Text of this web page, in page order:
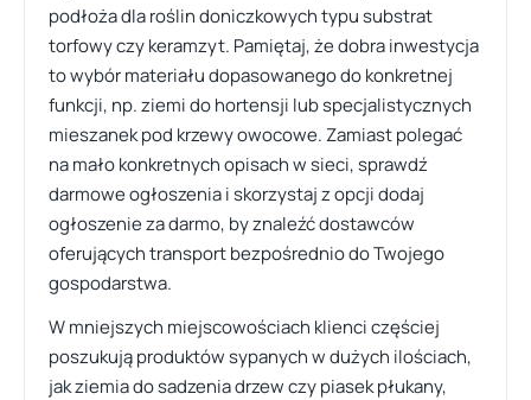
podłoża dla roślin doniczkowych typu substrat
torfowy czy keramzyt. Pamiętaj, że dobra inwestycja
to wybór materiału dopasowanego do konkretnej
funkcji, np. ziemi do hortensji lub specjalistycznych
mieszanek pod krzewy owocowe. Zamiast polegać
na mało konkretnych opisach w sieci, sprawdź
darmowe ogłoszenia i skorzystaj z opcji dodaj
ogłoszenie za darmo, by znaleźć dostawców
oferujących transport bezpośrednio do Twojego
gospodarstwa.
W mniejszych miejscowościach klienci częściej
poszukują produktów sypanych w dużych ilościach,
jak ziemia do sadzenia drzew czy piasek płukany,